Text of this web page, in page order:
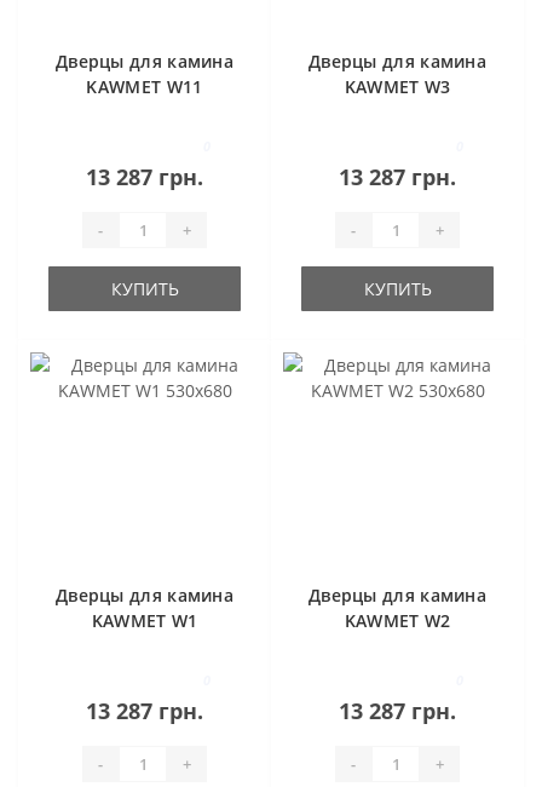
Дверцы для камина
KAWMET W11
13 287 грн.
- +
КУПИТЬ
Дверцы для камина
KAWMET W3
13 287 грн.
- +
КУПИТЬ
Дверцы для камина
KAWMET W1
13 287 грн.
- +
Дверцы для камина
KAWMET W2
13 287 грн.
- +